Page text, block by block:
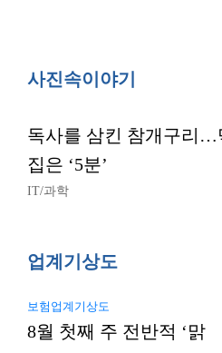
사진속이야기
독사를 삼킨 참개구리…
집은 ‘5분’
IT/과학
업계기상도
보험업계기상도
8월 첫째 주 전반적 ‘맑